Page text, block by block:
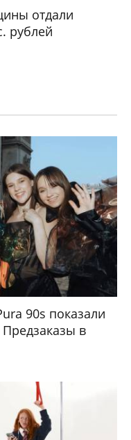
отдали
рублей
90s показали
в